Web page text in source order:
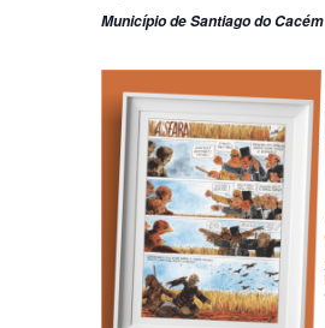
Município de Santiago do Cacém